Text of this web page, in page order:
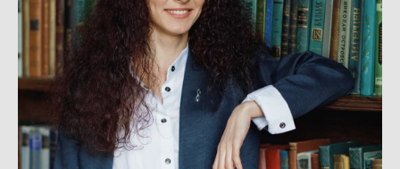
Срок доступа к вебинару
бессрочный